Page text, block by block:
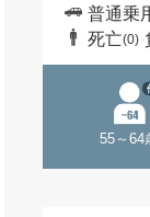
普通乗
死亡(0)
55～64